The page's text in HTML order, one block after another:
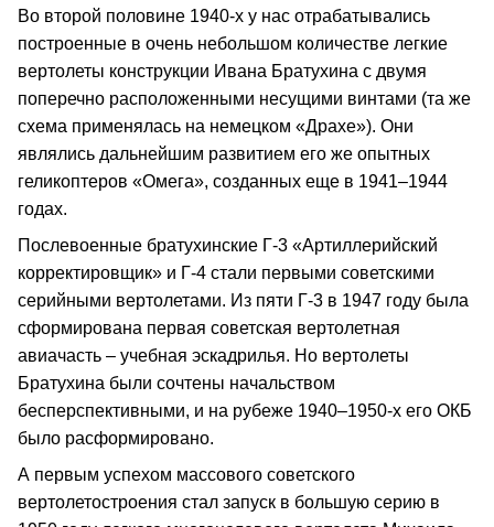
Во второй половине 1940-х у нас отрабатывались
построенные в очень небольшом количестве легкие
вертолеты конструкции Ивана Братухина с двумя
поперечно расположенными несущими винтами (та же
схема применялась на немецком «Драхе»). Они
являлись дальнейшим развитием его же опытных
геликоптеров «Омега», созданных еще в 1941–1944
годах.
Послевоенные братухинские Г-3 «Артиллерийский
корректировщик» и Г-4 стали первыми советскими
серийными вертолетами. Из пяти Г-3 в 1947 году была
сформирована первая советская вертолетная
авиачасть – учебная эскадрилья. Но вертолеты
Братухина были сочтены начальством
бесперспективными, и на рубеже 1940–1950-х его ОКБ
было расформировано.
А первым успехом массового советского
вертолетостроения стал запуск в большую серию в